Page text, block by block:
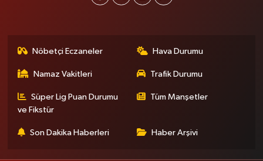
Nöbetçi Eczaneler Hava Durumu
Namaz Vakitleri Trafik Durumu
Süper Lig Puan Durumu
ve Fikstür
Tüm Manşetler
Son Dakika Haberleri Haber Arşivi